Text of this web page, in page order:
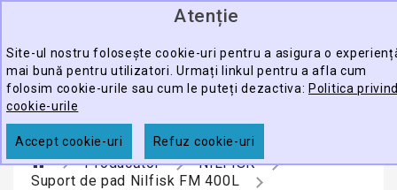
Atenție
Site-ul nostru folosește cookie-uri pentru a asigura o
mai bună pentru utilizatori. Urmați linkul pentru a afla cum
folosim cookie-urile sau cum le puteți dezactiva: Politica
cookie-urile
Accept cookie-uri Refuz cookie-uri
CĂUTARE
ECHIPAMENTE
PROFESIONALE
ACCESORII
PROMOTII
Producător
NILFISK
Suport de pad Nilfisk FM 400L